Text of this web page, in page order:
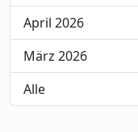
April 2026
März 2026
Alle